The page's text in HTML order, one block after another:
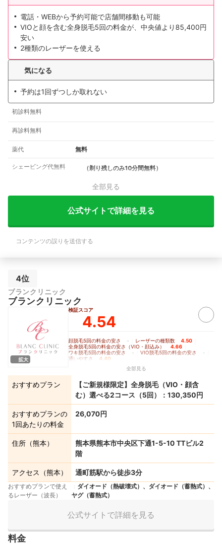
電話・WEBから予約可能で店舗間移動も可能
VIOと顔を含む全身脱毛5回の料金が、中央値より85,400円
安い
2種類のレーザーを使える
気になる
予約は1回ずつしか取れない
初診料無料
再診料無料
薬代 無料
シェービング代無料 （剃り残しのみ10分間無料）
全部見る
公式サイトで詳細を見る
コンテンツの誤りを送信する
4位
ブランクリニック
ブランクリニック
拡大
検証スコア
4.54
顔脱毛5回の料金の安さ - レーザーの種類数 4.50
全身脱毛5回の料金の安さ（VIO・顔込み） 4.66
ワキ脱毛5回の料金の安さ - VIO脱毛5回の料金の安さ -
通いやすさ
4.40
全部見る
おすすめプラン
【ご新規様限定】全身脱毛（VIO・顔含
む）選べる2コース（5回）：130,350円
おすすめプランの
1回あたりの料金
26,070円
住所（熊本）
熊本県熊本市中央区下通1-5-10 TTビル2
階
アクセス（熊本） 通町筋駅から徒歩3分
おすすめプランで使え
るレーザー（波長）
ダイオード（熱破壊式）、ダイオード（蓄熱式）、
ヤグ（蓄熱式）
公式サイトで詳細を見る
料金